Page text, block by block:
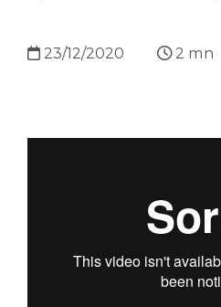
23/12/2020 2 mn